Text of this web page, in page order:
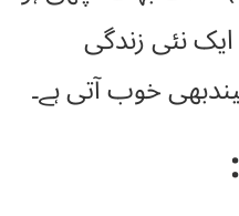
نئی زندگی
خوب آتی ہے۔